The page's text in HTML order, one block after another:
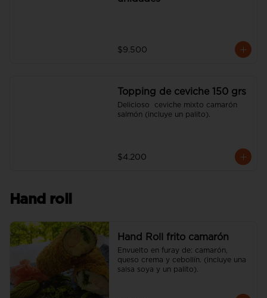
$9.500
Topping de ceviche 150 grs
Delicioso  ceviche mixto camarón
salmón (incluye un palito).
$4.200
Hand roll
Hand Roll frito camarón
Envuelto en furay de: camarón,
queso crema y cebollín. (incluye una
salsa soya y un palito).